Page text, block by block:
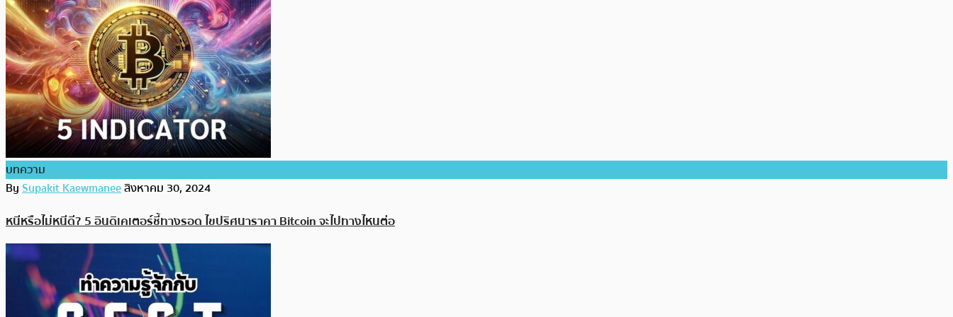
บทความ
BySupakit Kaewmaneeสิงหาคม 30, 2024
หนีหรือไม่หนีดี? 5 อินดิเคเตอร์ชี้ทางรอด ไขปริศนาราคา Bitcoin จะไปทางไหนต่อ